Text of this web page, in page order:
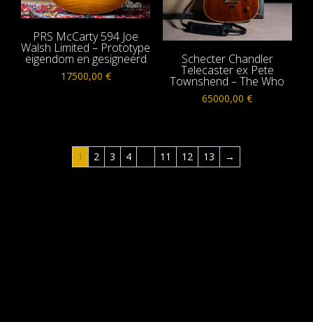
PRS McCarty 594 Joe
Walsh Limited – Prototype
eigendom en gesigneerd
17500,00 €
Schecter Chandler
Telecaster ex Pete
Townshend – The Who
65000,00€
1 2 3 4 11 12 13 →